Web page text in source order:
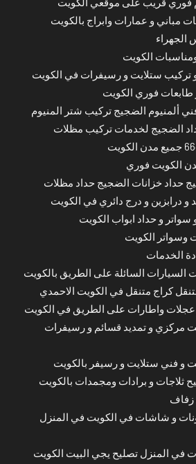
مباني و عمارات وابراج بالكويت
الجهراء
الكويت
طابعات فوري الكويت
ألمنيوم الضجيج تركيب شتر المنيوم
الضجيج لخدمات تركيب مظلات
الكويت فوري
حداد خزانات الضجيج حداد مظلات
و درابزين و درج دائري في الكويت
و حداد ابواب الكويت
وسواتر الكويت
الخدمات
السيارات السائلة على الطريق بالكويت
كراج متنقل في الكويت الاحمدي
عجلات واطارات على الطريق في الكويت
مركزي و تمديد قسائم و رسيفرات
و فني ستلايت و رسيفر بالكويت
ثلاجات و برادات ومجمدات بالكويت
زفاف
و شاشات في الكويت في المنزل
في المنزل تصليح يجي البيت الكويت